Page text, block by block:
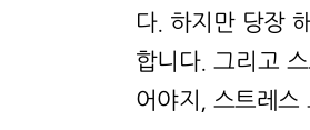
다. 하지만 당장
합니다. 그리고
어야지, 스트레스